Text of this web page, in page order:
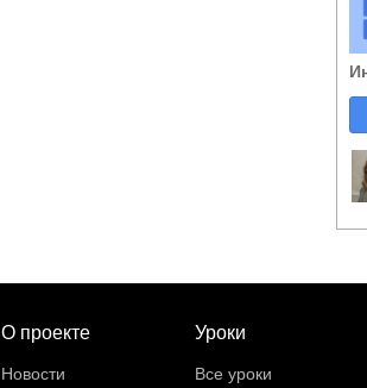
О проекте
Новости
Уроки
Все уроки